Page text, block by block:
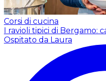
Corsi di cucina
I ravioli tipici di Bergamo:
Ospitato da Laura